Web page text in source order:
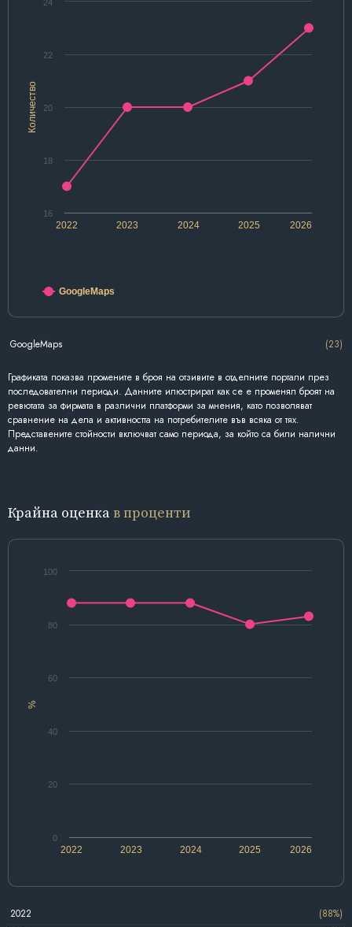
Количество
2022 2024 2026
2023 2025
16
18
20
22
24
GoogleMaps
GoogleMaps (23)
Графиката показва промените в броя на отзивите в отделните портали през
последователни периоди. Данните илюстрират как се е променял броят на
ревютата за фирмата в различни платформи за мнения, като позволяват
сравнение на дела и активността на потребителите във всяка от тях.
Представените стойности включват само периода, за който са били налични
данни.
Крайна оценкав проценти
%
2022 2024 2026
2023 2025
0
20
40
60
80
100
2022
(88%)